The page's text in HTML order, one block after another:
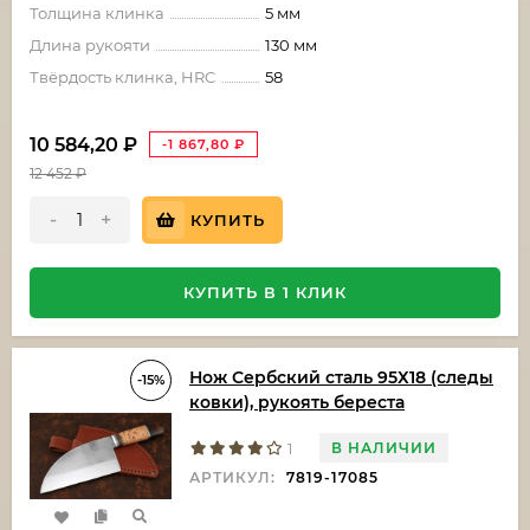
Толщина клинка
5 мм
Длина рукояти
130 мм
Твёрдость клинка, HRC
58
10 584,20 ₽ -1 867,80 ₽
12 452₽
- + КУПИТЬ
КУПИТЬ В 1 КЛИК
-15%
Нож Сербский сталь 95Х18 (следы
ковки), рукоять береста
1
В НАЛИЧИИ
АРТИКУЛ:
7819-17085